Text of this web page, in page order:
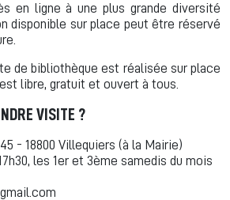
en ligne à une plus grande diversité
disponible sur place peut être réservé
de bibliothèque est réalisée sur place
libre, gratuit et ouvert à tous.
VISITE ?
- 18800 Villequiers (à la Mairie)
les 1er et 3ème samedis du mois